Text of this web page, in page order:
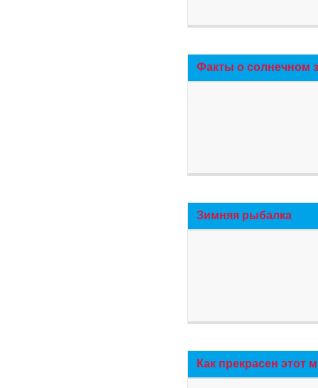
Факты о солнечном
Зимняя рыбалка
Как прекрасен этот